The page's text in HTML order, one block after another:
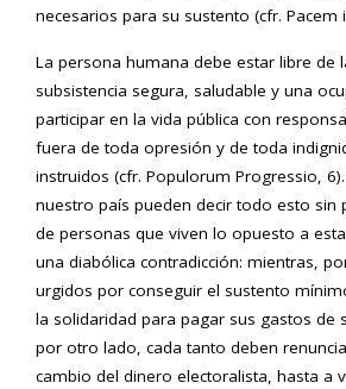
necesarios para su sustento (cfr. Pacem
La persona humana debe estar libre de
subsistencia segura, saludable y una
participar en la vida pública con
fuera de toda opresión y de toda
instruidos (cfr. Populorum Progressio,
nuestro país pueden decir todo esto sin
de personas que viven lo opuesto a
una diabólica contradicción: mientras,
urgidos por conseguir el sustento
la solidaridad para pagar sus gastos de
por otro lado, cada tanto deben
cambio del dinero electoralista, hasta a